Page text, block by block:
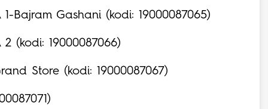
Bajram Gashani (kodi: 19000087065)
(kodi: 19000087066)
Store (kodi: 19000087067)